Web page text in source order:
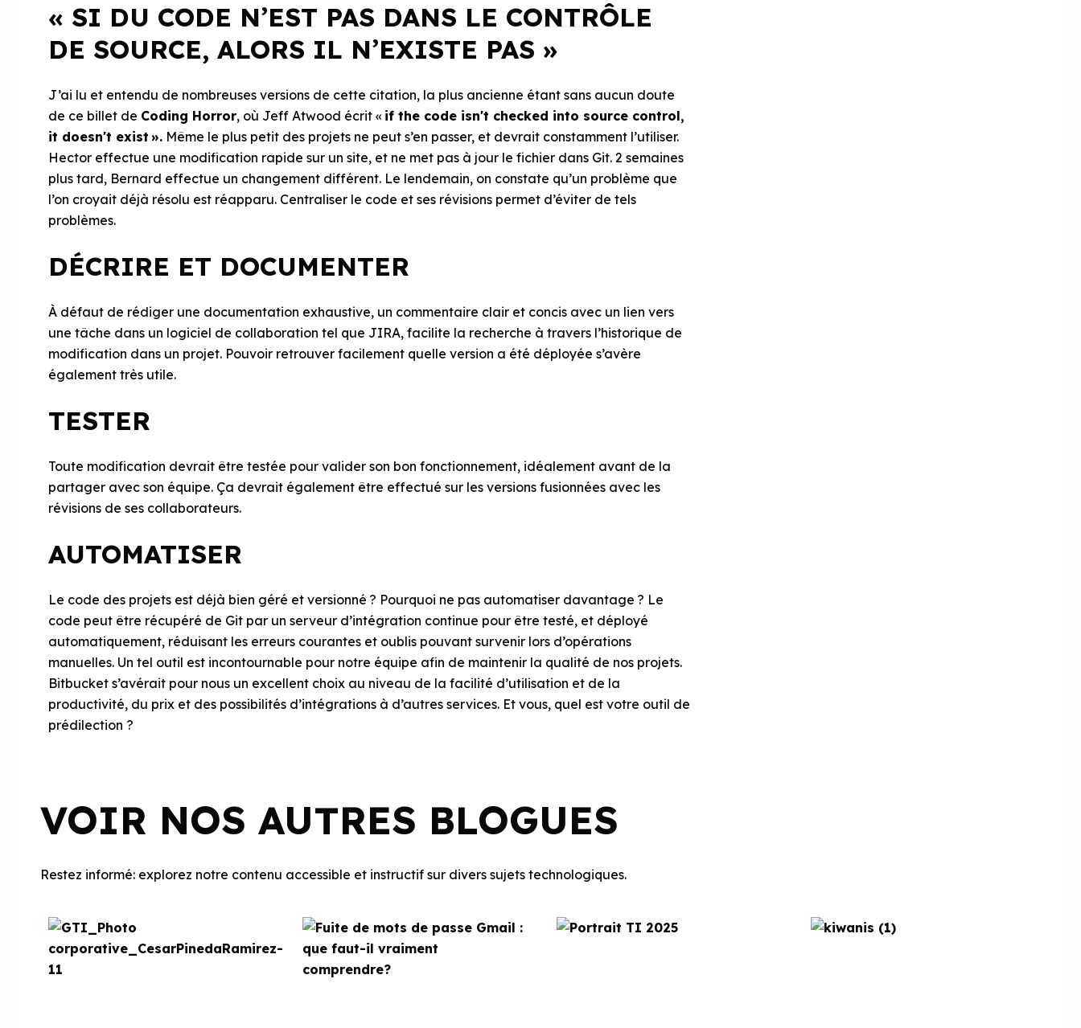
« SI DU CODE N’EST PAS DANS LE CONTRÔLE
DE SOURCE, ALORS IL N’EXISTE PAS »
J’ai lu et entendu de nombreuses versions de cette citation, la plus ancienne étant sans aucun doute
de ce billet de Coding Horror, où Jeff Atwood écrit « if the code isn't checked into source control,
it doesn't exist ». Même le plus petit des projets ne peut s’en passer, et devrait constamment l’utiliser.
Hector effectue une modification rapide sur un site, et ne met pas à jour le fichier dans Git. 2 semaines
plus tard, Bernard effectue un changement différent. Le lendemain, on constate qu’un problème que
l’on croyait déjà résolu est réapparu. Centraliser le code et ses révisions permet d’éviter de tels
problèmes.
DÉCRIRE ET DOCUMENTER
À défaut de rédiger une documentation exhaustive, un commentaire clair et concis avec un lien vers
une tâche dans un logiciel de collaboration tel que JIRA, facilite la recherche à travers l’historique de
modification dans un projet. Pouvoir retrouver facilement quelle version a été déployée s’avère
également très utile.
TESTER
Toute modification devrait être testée pour valider son bon fonctionnement, idéalement avant de la
partager avec son équipe. Ça devrait également être effectué sur les versions fusionnées avec les
révisions de ses collaborateurs.
AUTOMATISER
Le code des projets est déjà bien géré et versionné ? Pourquoi ne pas automatiser davantage ? Le
code peut être récupéré de Git par un serveur d’intégration continue pour être testé, et déployé
automatiquement, réduisant les erreurs courantes et oublis pouvant survenir lors d’opérations
manuelles. Un tel outil est incontournable pour notre équipe afin de maintenir la qualité de nos projets.
Bitbucket s’avérait pour nous un excellent choix au niveau de la facilité d’utilisation et de la
productivité, du prix et des possibilités d’intégrations à d’autres services. Et vous, quel est votre outil de
prédilection ?
VOIR NOS AUTRES BLOGUES
Restez informé: explorez notre contenu accessible et instructif sur divers sujets technologiques.